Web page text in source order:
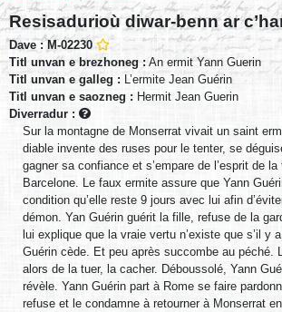
Resisadurioù diwar-benn ar
Dave : M-02230
Titl unvan e brezhoneg : An ermit Yann Guerin
Titl unvan e galleg : L’ermite Jean Guérin
Titl unvan e saozneg : Hermit Jean Guerin
Diverradur :
Sur la montagne de Monserrat vivait un saint
diable invente des ruses pour le tenter, se
gagner sa confiance et s’empare de l’esprit de
Barcelone. Le faux ermite assure que Yann
condition qu’elle reste 9 jours avec lui afin
démon. Yan Guérin guérit la fille, refuse de la
lui explique que la vraie vertu n’existe que s’il y
Guérin cède. Et peu après succombe au péché.
alors de la tuer, la cacher. Déboussolé, Yann
révèle. Yann Guérin part à Rome se faire
refuse et le condamne à retourner à Monserrat